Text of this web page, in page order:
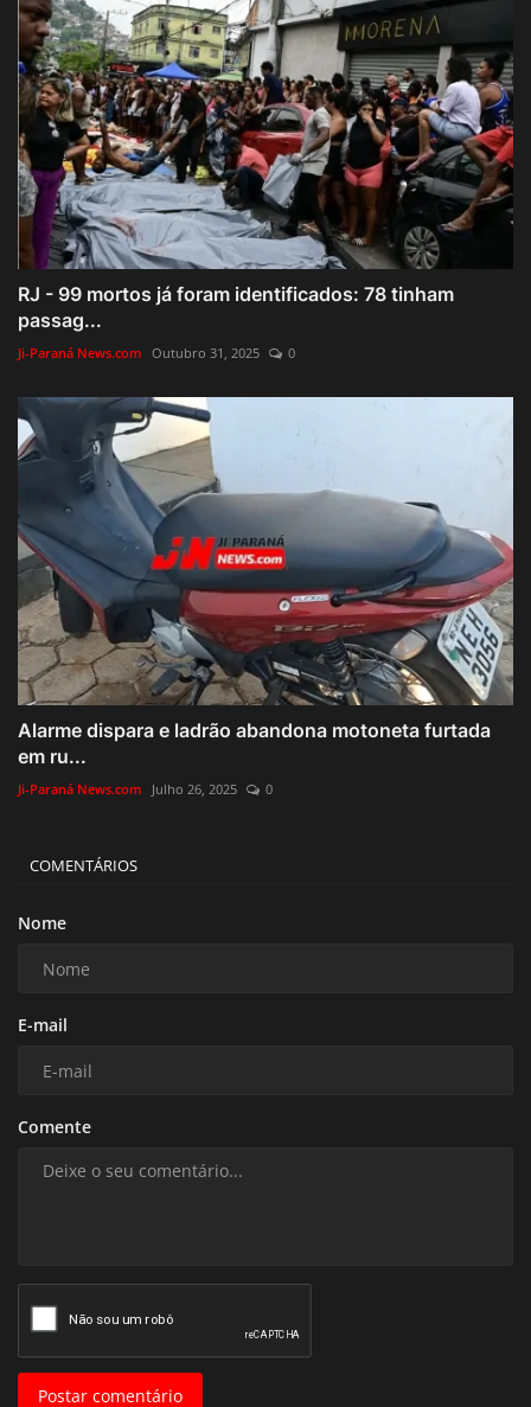
RJ - 99 mortos já foram identificados: 78 tinham
passag...
Ji-Paraná News.com Outubro 31, 2025 0
Alarme dispara e ladrão abandona motoneta furtada
em ru...
Ji-Paraná News.com Julho 26, 2025 0
COMENTÁRIOS
Nome
E-mail
Comente
Postar comentário